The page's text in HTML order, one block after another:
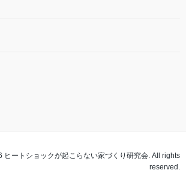
ートショックが起こらない家づくり研究会. All rights
reserved.